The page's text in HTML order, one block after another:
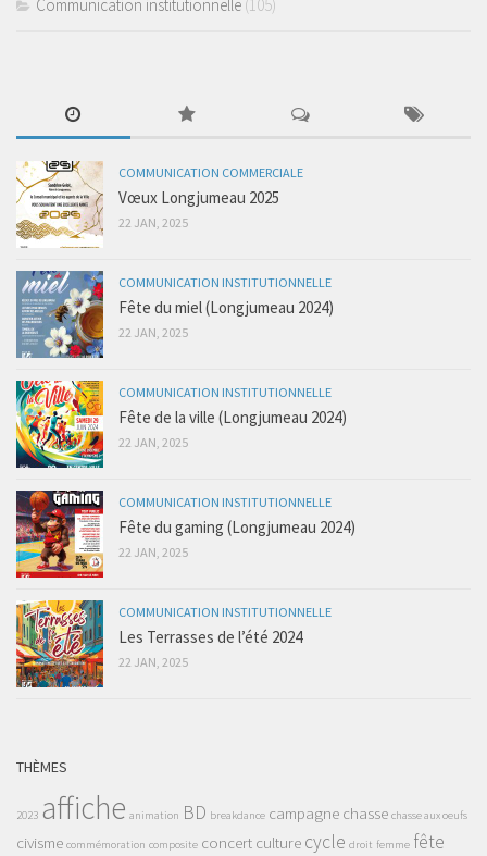
Communication institutionnelle (105)
COMMUNICATION COMMERCIALE
Vœux Longjumeau 2025
22 JAN, 2025
COMMUNICATION INSTITUTIONNELLE
Fête du miel (Longjumeau 2024)
22 JAN, 2025
COMMUNICATION INSTITUTIONNELLE
Fête de la ville (Longjumeau 2024)
22 JAN, 2025
COMMUNICATION INSTITUTIONNELLE
Fête du gaming (Longjumeau 2024)
22 JAN, 2025
COMMUNICATION INSTITUTIONNELLE
Les Terrasses de l’été 2024
22 JAN, 2025
THÈMES
2023 affiche animation BD breakdance campagne chasse chasse aux oeufs
civisme commémoration composite concert culture cycle droit femme fête